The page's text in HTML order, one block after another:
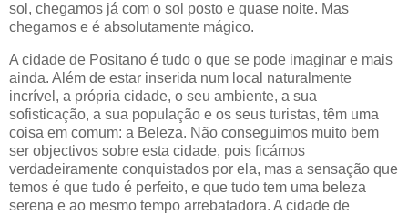
sol, chegamos já com o sol posto e quase noite. Mas
chegamos e é absolutamente mágico.
A cidade de Positano é tudo o que se pode imaginar e mais
ainda. Além de estar inserida num local naturalmente
incrível, a própria cidade, o seu ambiente, a sua
sofisticação, a sua população e os seus turistas, têm uma
coisa em comum: a Beleza. Não conseguimos muito bem
ser objectivos sobre esta cidade, pois ficámos
verdadeiramente conquistados por ela, mas a sensação que
temos é que tudo é perfeito, e que tudo tem uma beleza
serena e ao mesmo tempo arrebatadora. A cidade de